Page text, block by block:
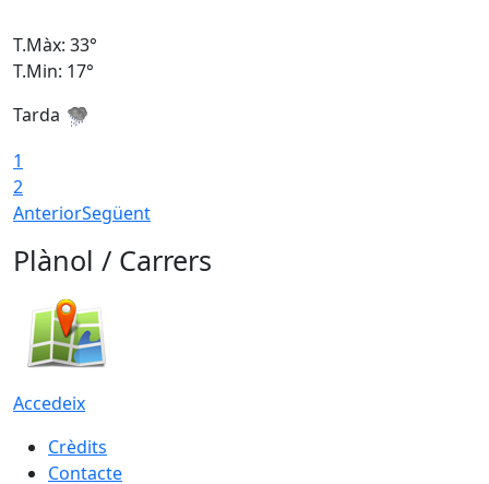
T.Màx: 33°
T.Min: 17°
Tarda
1
2
AnteriorSegüent
Plànol / Carrers
Accedeix
Crèdits
Contacte